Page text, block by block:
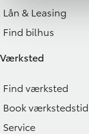
Lån & Leasing
Find bilhus
Værksted
Find værksted
Book værkstedstid
Service